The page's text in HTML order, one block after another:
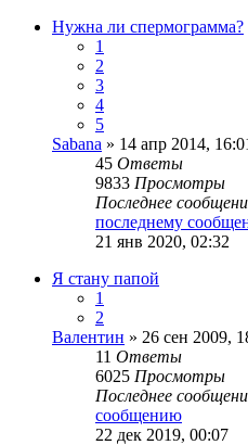
Нужна ли спермограмма?
1
2
3
4
5
Sabana » 14 апр 2014,
45 Ответы
9833 Просмотры
Последнее
последнему
21 янв 2020, 02:32
Я стану папой
1
2
Валентин » 26 сен 2009,
11 Ответы
6025 Просмотры
Последнее
сообщению
22 дек 2019, 00:07